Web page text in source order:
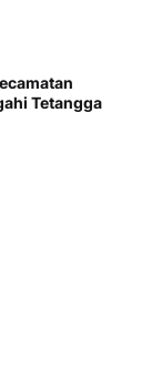
Tetangga